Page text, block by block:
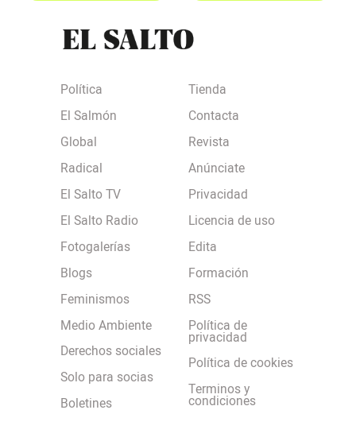
Política
El Salmón
Global
Radical
El Salto TV
El Salto Radio
Fotogalerías
Blogs
Feminismos
Medio Ambiente
Derechos sociales
Solo para socias
Boletines
Tienda
Contacta
Revista
Anúnciate
Privacidad
Licencia de uso
Edita
Formación
RSS
Política de
privacidad
Política de cookies
Terminos y
condiciones